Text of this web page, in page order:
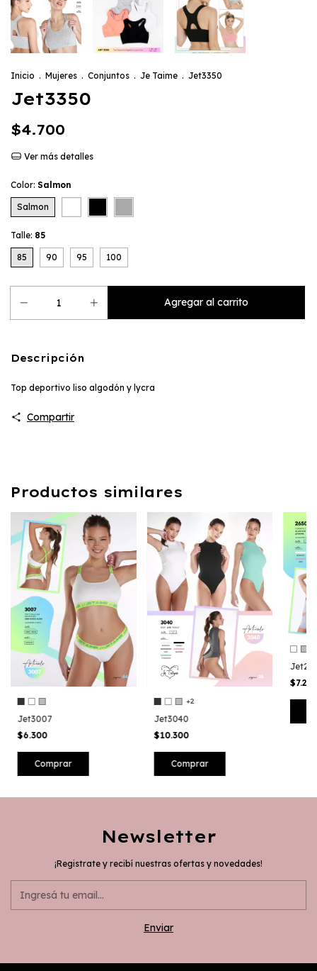
Inicio . Mujeres . Conjuntos . Je Taime . Jet3350
Jet3350
$4.700
Ver más detalles
Color: Salmon
Salmon
Talle: 85
85 90 95 100
Descripción
Top deportivo liso algodón y lycra
Compartir
Productos similares
Jet3007
$6.300
Comprar
+2
Jet3040
$10.300
Comprar
Newsletter
¡Registrate y recibí nuestras ofertas y novedades!